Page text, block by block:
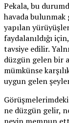
Pekala, bu
havada
yapılan
faydalanıldığı
tavsiye edilir.
düzgün gelen bir
mümkünse
uygun gelen
ne düzgün gelir,